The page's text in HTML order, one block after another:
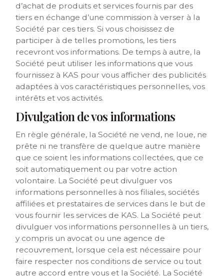
d’achat de produits et services fournis par des
tiers en échange d’une commission à verser à la
Société par ces tiers. Si vous choisissez de
participer à de telles promotions, les tiers
recevront vos informations. De temps à autre, la
Société peut utiliser les informations que vous
fournissez à KAS pour vous afficher des publicités
adaptées à vos caractéristiques personnelles, vos
intérêts et vos activités.
Divulgation de vos informations
En règle générale, la Société ne vend, ne loue, ne
prête ni ne transfère de quelque autre manière
que ce soient les informations collectées, que ce
soit automatiquement ou par votre action
volontaire. La Société peut divulguer vos
informations personnelles à nos filiales, sociétés
affiliées et prestataires de services dans le but de
vous fournir les services de KAS. La Société peut
divulguer vos informations personnelles à un tiers,
y compris un avocat ou une agence de
recouvrement, lorsque cela est nécessaire pour
faire respecter nos conditions de service ou tout
autre accord entre vous et la Société. La Société